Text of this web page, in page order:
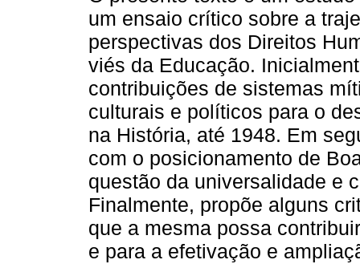
um ensaio crítico sobre a
perspectivas dos Direitos
viés da Educação.
contribuições de sistemas
culturais e políticos para o
na História, até 1948. Em
com o posicionamento de
questão da universalidade e
Finalmente, propõe alguns
que a mesma possa
e para a efetivação e